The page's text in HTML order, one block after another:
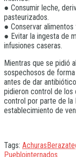
● Consumir leche,
pasteurizados.
● Conservar
● Evitar la ingesta de
infusiones caseras.
Mientras que se pidió
sospechosos de
antes de dar
pidieron control de los
control por parte de la
establecimiento de
Tags: Achuras
Pueblointernados